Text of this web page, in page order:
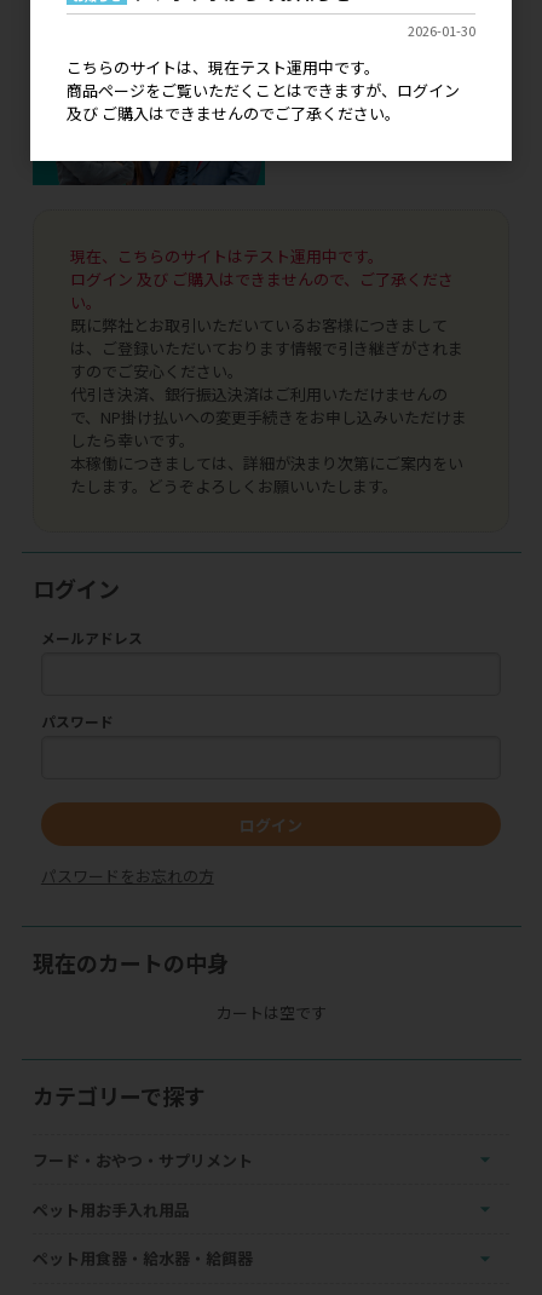
現在、こちらのサイトはテスト運用中です。
ログイン 及び ご購入はできませんので、ご了承くださ
い。
既に弊社とお取引いただいているお客様につきまして
は、ご登録いただいております情報で引き継ぎがされま
すのでご安心ください。
代引き決済、銀行振込決済はご利用いただけませんの
で、NP掛け払いへの変更手続きをお申し込みいただけま
したら幸いです。
本稼働につきましては、詳細が決まり次第にご案内をい
たします。どうぞよろしくお願いいたします。
ログイン
メールアドレス
パスワード
ログイン
パスワードをお忘れの方
現在のカートの中身
カートは空です
カテゴリーで探す
フード・おやつ・サプリメント
ペット用お手入れ用品
ペット用食器・給水器・給餌器
2026-01-30
こちらのサイトは、現在テスト運用中です。
商品ページをご覧いただくことはできますが、ログイン
及び ご購入はできませんのでご了承ください。